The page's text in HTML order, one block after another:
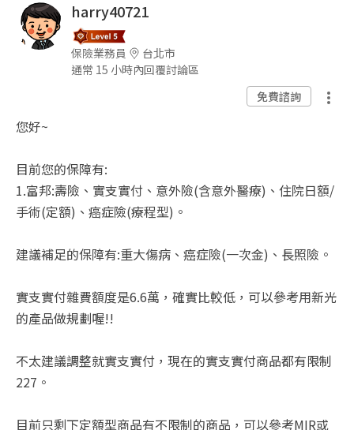
harry40721
保險業務員
台北市
通常 15 小時內回覆討論區
免費諮詢
您好~
目前您的保障有:
1.富邦:壽險、實支實付、意外險(含意外醫療)、住院日額/
手術(定額)、癌症險(療程型)。
建議補足的保障有:重大傷病、癌症險(一次金)、長照險。
實支實付雜費額度是6.6萬，確實比較低，可以參考用新光
的產品做規劃喔!!
不太建議調整就實支實付，現在的實支實付商品都有限制
227。
目前只剩下定額型商品有不限制的商品，可以參考MIR或